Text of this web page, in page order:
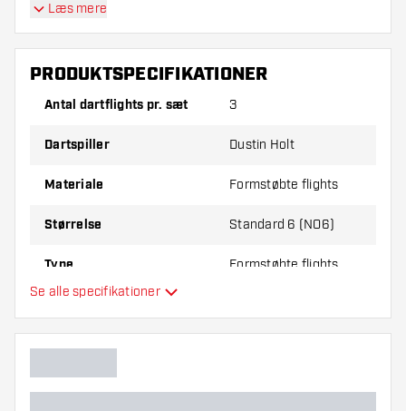
- Dart Flights flights har en lang levetid. Disse flights
kan kun bruges sammen med Cosmo Fit Shafts.
Dartshopper-tip!
Sørg for, at du har masser af flights og shafts
knækket ved brug.
anden tykkelse på flights for at finde ud af,
Læs mere
PRODUKTSPECIFIKATIONER
Antal dartflights pr. sæt 3
Dartspiller Dustin Holt
Materiale Formstøbte flights
Størrelse Standard 6 (NO6)
Type Formstøbte flights
Yderligere farver
Se alle specifikationer